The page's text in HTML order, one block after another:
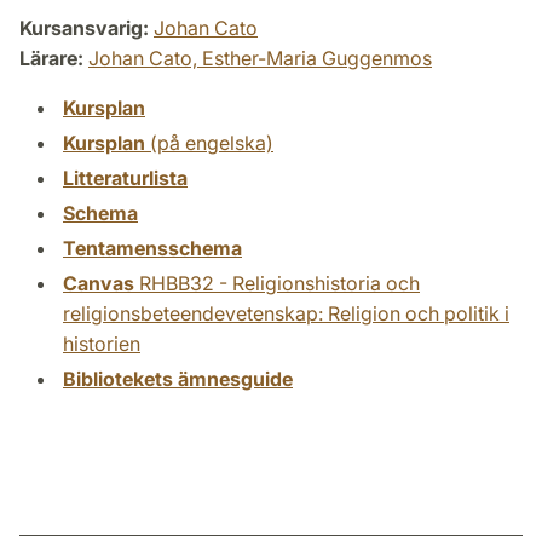
Kursansvarig: Johan Cato
Lärare: Johan Cato, Esther-Maria Guggenmos
Kursplan
Kursplan (på engelska)
Litteraturlista
Schema
Tentamensschema
Canvas RHBB32 - Religionshistoria och
religionsbeteendevetenskap: Religion och politik i
historien
Bibliotekets ämnesguide